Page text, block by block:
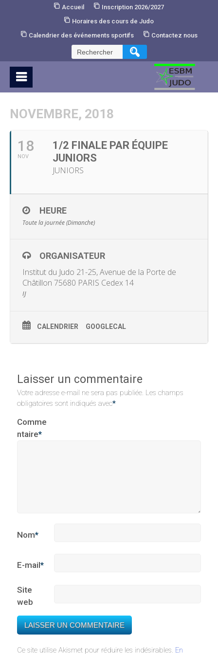
Accueil
Inscription 2026/2027
Horaires des cours de Judo
Calendrier des événements sportifs
Contactez nous
Rechercher :
NOVEMBRE, 2018
18
NOV
1/2 FINALE PAR ÉQUIPE
JUNIORS
JUNIORS
HEURE
Toute la journée (Dimanche)
ORGANISATEUR
Institut du Judo 21-25, Avenue de la Porte de
Châtillon 75680 PARIS Cedex 14
IJ
CALENDRIER GOOGLECAL
Laisser un commentaire
Votre adresse e-mail ne sera pas publiée. Les champs
obligatoires sont indiqués avec*
Comme
ntaire*
Nom*
E-mail*
Site
web
Ce site utilise Akismet pour réduire les indésirables. En